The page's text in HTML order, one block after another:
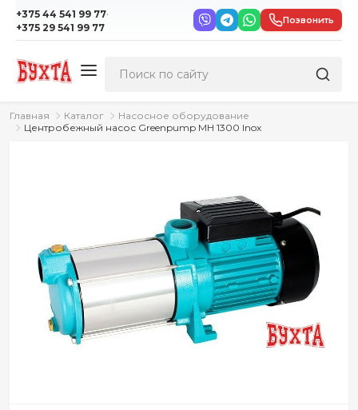
+375 44 541 99 77·
+375 29 541 99 77
Позвонить
Главная Каталог
Насосное оборудование
Центробежный насос Greenpump МН 1300 Inox